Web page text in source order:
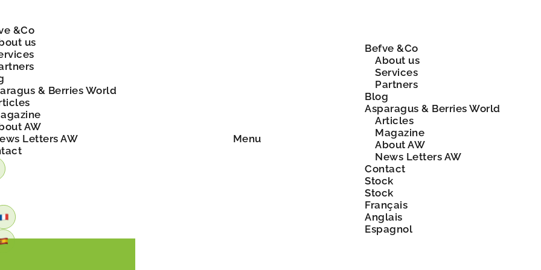
&Co
us
& Berries World
AW
Letters AW
Menu
Befve &Co
About us
Services
Partners
Blog
Asparagus & Berries World
Articles
Magazine
About AW
News Letters AW
Contact
Stock
Stock
Français
Anglais
Espagnol